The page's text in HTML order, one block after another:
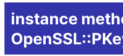
instance